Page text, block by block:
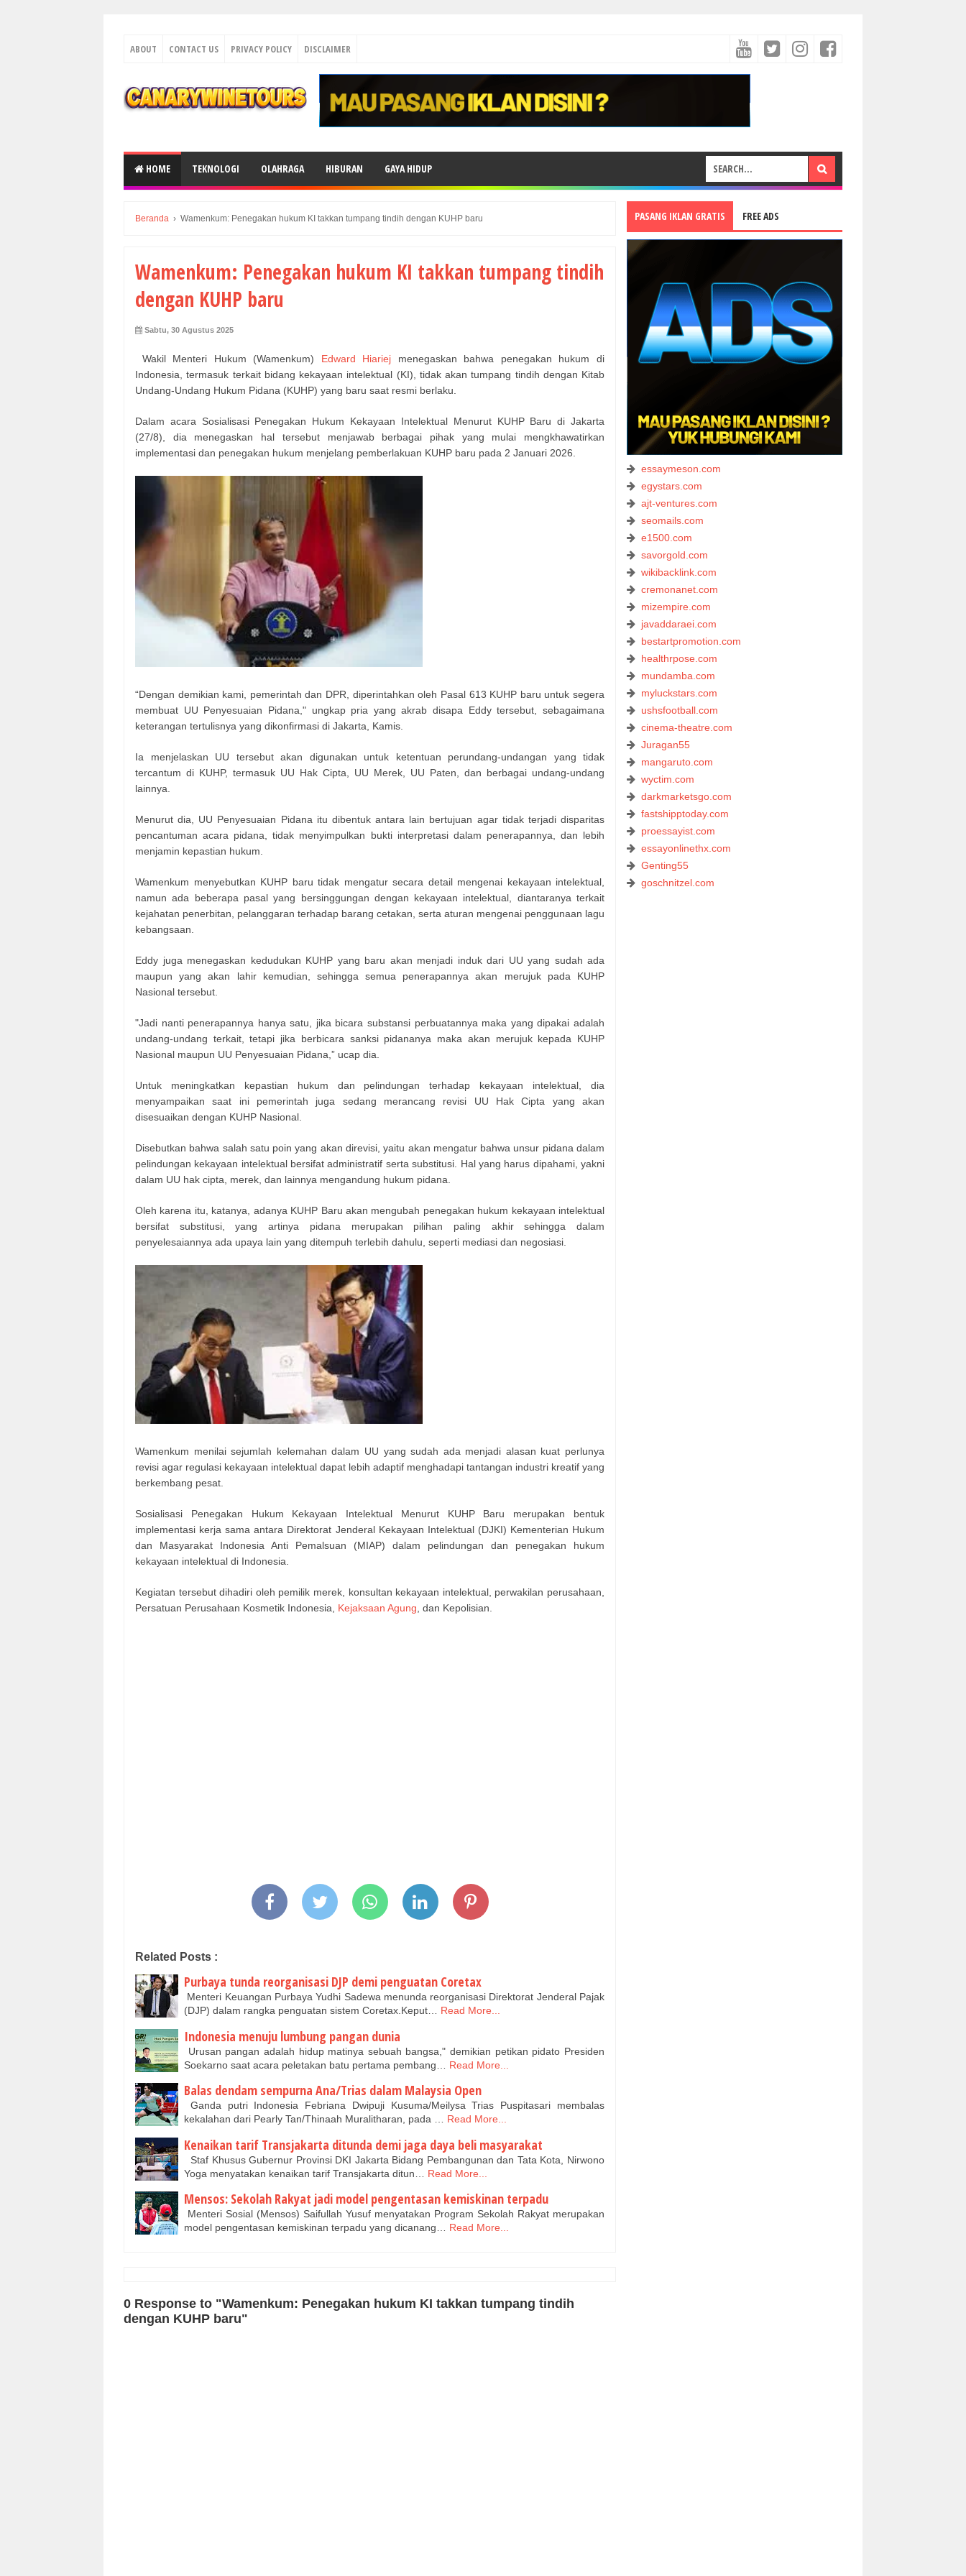
ABOUT CONTACT US PRIVACY POLICY DISCLAIMER
HOME TEKNOLOGI OLAHRAGA HIBURAN GAYA HIDUP
Beranda › Wamenkum: Penegakan hukum KI takkan tumpang tindih dengan KUHP baru
Wamenkum: Penegakan hukum KI takkan tumpang tindih
dengan KUHP baru
Sabtu, 30 Agustus 2025
Wakil Menteri Hukum (Wamenkum) Edward Hiariej menegaskan bahwa penegakan hukum di
Indonesia, termasuk terkait bidang kekayaan intelektual (KI), tidak akan tumpang tindih dengan Kitab
Undang-Undang Hukum Pidana (KUHP) yang baru saat resmi berlaku.
Dalam acara Sosialisasi Penegakan Hukum Kekayaan Intelektual Menurut KUHP Baru di Jakarta
(27/8), dia menegaskan hal tersebut menjawab berbagai pihak yang mulai mengkhawatirkan
implementasi dan penegakan hukum menjelang pemberlakuan KUHP baru pada 2 Januari 2026.
“Dengan demikian kami, pemerintah dan DPR, diperintahkan oleh Pasal 613 KUHP baru untuk segera
membuat UU Penyesuaian Pidana," ungkap pria yang akrab disapa Eddy tersebut, sebagaimana
keterangan tertulisnya yang dikonfirmasi di Jakarta, Kamis.
Ia menjelaskan UU tersebut akan digunakan untuk ketentuan perundang-undangan yang tidak
tercantum di KUHP, termasuk UU Hak Cipta, UU Merek, UU Paten, dan berbagai undang-undang
lainnya.
Menurut dia, UU Penyesuaian Pidana itu dibentuk antara lain bertujuan agar tidak terjadi disparitas
pencantuman acara pidana, tidak menyimpulkan bukti interpretasi dalam penerapannya, dan lebih
menjamin kepastian hukum.
Wamenkum menyebutkan KUHP baru tidak mengatur secara detail mengenai kekayaan intelektual,
namun ada beberapa pasal yang bersinggungan dengan kekayaan intelektual, diantaranya terkait
kejahatan penerbitan, pelanggaran terhadap barang cetakan, serta aturan mengenai penggunaan lagu
kebangsaan.
Eddy juga menegaskan kedudukan KUHP yang baru akan menjadi induk dari UU yang sudah ada
maupun yang akan lahir kemudian, sehingga semua penerapannya akan merujuk pada KUHP
Nasional tersebut.
"Jadi nanti penerapannya hanya satu, jika bicara substansi perbuatannya maka yang dipakai adalah
undang-undang terkait, tetapi jika berbicara sanksi pidananya maka akan merujuk kepada KUHP
Nasional maupun UU Penyesuaian Pidana,” ucap dia.
Untuk meningkatkan kepastian hukum dan pelindungan terhadap kekayaan intelektual, dia
menyampaikan saat ini pemerintah juga sedang merancang revisi UU Hak Cipta yang akan
disesuaikan dengan KUHP Nasional.
Disebutkan bahwa salah satu poin yang akan direvisi, yaitu akan mengatur bahwa unsur pidana dalam
pelindungan kekayaan intelektual bersifat administratif serta substitusi. Hal yang harus dipahami, yakni
dalam UU hak cipta, merek, dan lainnya mengandung hukum pidana.
Oleh karena itu, katanya, adanya KUHP Baru akan mengubah penegakan hukum kekayaan intelektual
bersifat substitusi, yang artinya pidana merupakan pilihan paling akhir sehingga dalam
penyelesaiannya ada upaya lain yang ditempuh terlebih dahulu, seperti mediasi dan negosiasi.
Wamenkum menilai sejumlah kelemahan dalam UU yang sudah ada menjadi alasan kuat perlunya
revisi agar regulasi kekayaan intelektual dapat lebih adaptif menghadapi tantangan industri kreatif yang
berkembang pesat.
Sosialisasi Penegakan Hukum Kekayaan Intelektual Menurut KUHP Baru merupakan bentuk
implementasi kerja sama antara Direktorat Jenderal Kekayaan Intelektual (DJKI) Kementerian Hukum
dan Masyarakat Indonesia Anti Pemalsuan (MIAP) dalam pelindungan dan penegakan hukum
kekayaan intelektual di Indonesia.
Kegiatan tersebut dihadiri oleh pemilik merek, konsultan kekayaan intelektual, perwakilan perusahaan,
Persatuan Perusahaan Kosmetik Indonesia, Kejaksaan Agung , dan Kepolisian.
Related Posts :
Purbaya tunda reorganisasi DJP demi penguatan Coretax
Menteri Keuangan Purbaya Yudhi Sadewa menunda reorganisasi Direktorat Jenderal Pajak
(DJP) dalam rangka penguatan sistem Coretax.Keput…
Read More...
Indonesia menuju lumbung pangan dunia
Urusan pangan adalah hidup matinya sebuah bangsa," demikian petikan pidato Presiden
Soekarno saat acara peletakan batu pertama pembang…
Read More...
Balas dendam sempurna Ana/Trias dalam Malaysia Open
Ganda putri Indonesia Febriana Dwipuji Kusuma/Meilysa Trias Puspitasari membalas
kekalahan dari Pearly Tan/Thinaah Muralitharan, pada …
Read More...
Kenaikan tarif Transjakarta ditunda demi jaga daya beli masyarakat
Staf Khusus Gubernur Provinsi DKI Jakarta Bidang Pembangunan dan Tata Kota, Nirwono
Yoga menyatakan kenaikan tarif Transjakarta ditun…
Read More...
Mensos: Sekolah Rakyat jadi model pengentasan kemiskinan terpadu
Menteri Sosial (Mensos) Saifullah Yusuf menyatakan Program Sekolah Rakyat merupakan
model pengentasan kemiskinan terpadu yang dicanang…
Read More...
0 Response to "Wamenkum: Penegakan hukum KI takkan tumpang tindih
dengan KUHP baru"
PASANG IKLAN GRATIS FREE ADS
essaymeson.com
egystars.com
ajt-ventures.com
seomails.com
e1500.com
savorgold.com
wikibacklink.com
cremonanet.com
mizempire.com
javaddaraei.com
bestartpromotion.com
healthrpose.com
mundamba.com
myluckstars.com
ushsfootball.com
cinema-theatre.com
Juragan55
mangaruto.com
wyctim.com
darkmarketsgo.com
fastshipptoday.com
proessayist.com
essayonlinethx.com
Genting55
goschnitzel.com